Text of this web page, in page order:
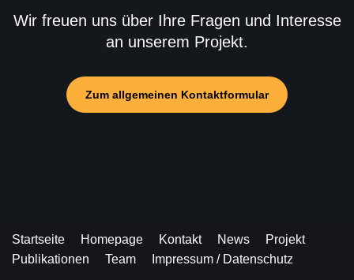
Wir freuen uns über Ihre Fragen und Interesse
an unserem Projekt.
Zum allgemeinen Kontaktformular
Startseite Homepage Kontakt News
Projekt
Publikationen
Team Impressum / Datenschutz